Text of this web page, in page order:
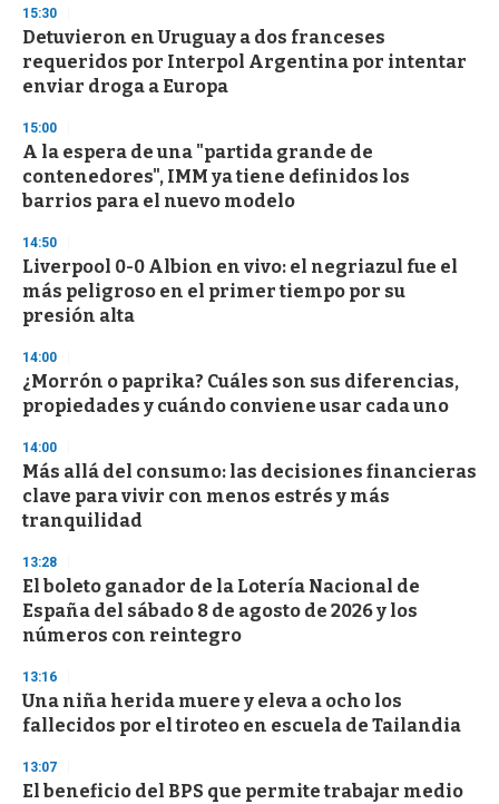
d
s
o
f
3
s
e
c
o
n
15:30
Detuvieron en Uruguay a dos franceses
requeridos por Interpol Argentina por intentar
enviar droga a Europa
15:00
A la espera de una "partida grande de
contenedores", IMM ya tiene definidos los
barrios para el nuevo modelo
14:50
Liverpool 0-0 Albion en vivo: el negriazul fue el
más peligroso en el primer tiempo por su
presión alta
14:00
¿Morrón o paprika? Cuáles son sus diferencias,
propiedades y cuándo conviene usar cada uno
14:00
Más allá del consumo: las decisiones financieras
clave para vivir con menos estrés y más
tranquilidad
13:28
El boleto ganador de la Lotería Nacional de
España del sábado 8 de agosto de 2026 y los
números con reintegro
13:16
Una niña herida muere y eleva a ocho los
fallecidos por el tiroteo en escuela de Tailandia
13:07
El beneficio del BPS que permite trabajar medio